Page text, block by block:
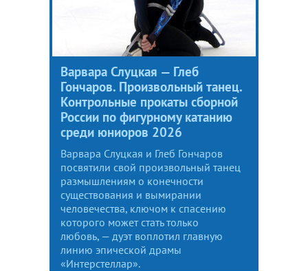
Варвара Слуцкая — Глеб
Гончаров. Произвольный танец.
Контрольные прокаты сборной
России по фигурному катанию
среди юниоров 2026
Варвара Слуцкая и Глеб Гончаров
посвятили свой произвольный танец
размышлениям о конечности
существования и вымирании
человечества, ключом к спасению
которого может стать только
любовь, — дуэт воплотил главную
линию эпической драмы
«Интерстеллар».